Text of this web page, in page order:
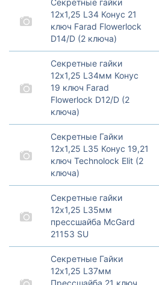
Секретные гайки
12х1,25 L34 Конус 21
ключ Farad Flowerlock
D14/D (2 ключа)
Секретные гайки Farad
серия Flowerlock c
вращающимся кольцом.
Производство Италия.
Секретные гайки
12х1,25 L34мм Конус
19 ключ Farad
Flowerlock D12/D (2
ключа)
Секретные гайки Farad
серия Flowerlock c
вращающимся кольцом.
Производство Италия.
Секретные Гайки
12х1,25 L35 Конус 19,21
ключ Technolock Elit (2
ключа)
Секретные гайки
Technoloсk Elit (2 ключа)
Секретные гайки
12х1,25 L35мм
прессшайба McGard
21153 SU
21153SU цинк 21 головка
4шт.+ 1 ключ
Секретные Гайки
12х1,25 L37мм
Прессшайба 21 ключ